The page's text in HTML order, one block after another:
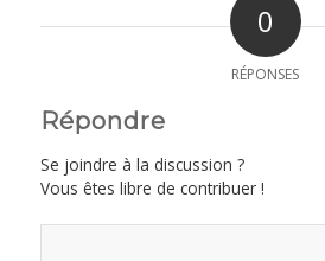
0
RÉPONSES
Répondre
Se joindre à la discussion ?
Vous êtes libre de contribuer !